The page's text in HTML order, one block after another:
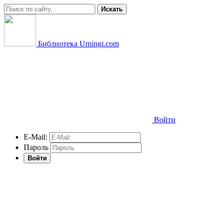
Искать
Библиотека Urningi.com
Войти
E-Mail:
Пароль
Войти